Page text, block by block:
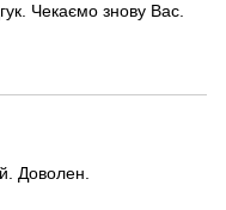
Чекаємо знову Вас.
Доволен.